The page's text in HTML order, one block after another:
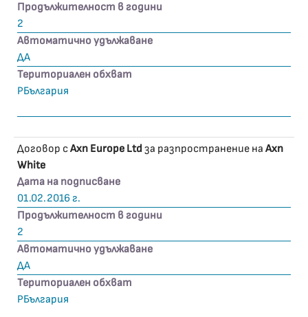
Продължителност в години
2
Автоматично удължаване
ДА
Териториален обхват
РБългария
Договор сAxn Europe Ltdза разпространение на Axn
White
Дата на подписване
01.02.2016 г.
Продължителност в години
2
Автоматично удължаване
ДА
Териториален обхват
РБългария